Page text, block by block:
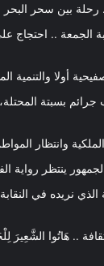
رحلة بين سحر البحر
الجمعة .. احتجاج
أولا والتنمية
بسبتة
وانتظار
ينتظر رواية
نريده في
.. هَاتُوا الشَّعِيرَ